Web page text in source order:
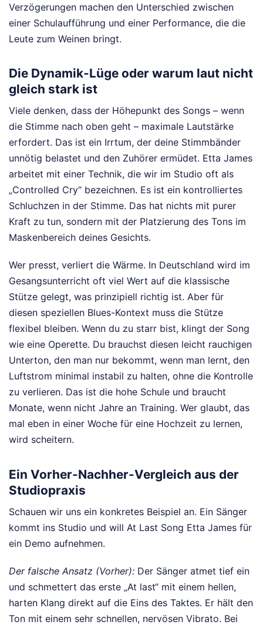
Verzögerungen machen den Unterschied zwischen
einer Schulaufführung und einer Performance, die die
Leute zum Weinen bringt.
Die Dynamik-Lüge oder warum laut nicht
gleich stark ist
Viele denken, dass der Höhepunkt des Songs – wenn
die Stimme nach oben geht – maximale Lautstärke
erfordert. Das ist ein Irrtum, der deine Stimmbänder
unnötig belastet und den Zuhörer ermüdet. Etta James
arbeitet mit einer Technik, die wir im Studio oft als
„Controlled Cry“ bezeichnen. Es ist ein kontrolliertes
Schluchzen in der Stimme. Das hat nichts mit purer
Kraft zu tun, sondern mit der Platzierung des Tons im
Maskenbereich deines Gesichts.
Wer presst, verliert die Wärme. In Deutschland wird im
Gesangsunterricht oft viel Wert auf die klassische
Stütze gelegt, was prinzipiell richtig ist. Aber für
diesen speziellen Blues-Kontext muss die Stütze
flexibel bleiben. Wenn du zu starr bist, klingt der Song
wie eine Operette. Du brauchst diesen leicht rauchigen
Unterton, den man nur bekommt, wenn man lernt, den
Luftstrom minimal instabil zu halten, ohne die Kontrolle
zu verlieren. Das ist die hohe Schule und braucht
Monate, wenn nicht Jahre an Training. Wer glaubt, das
mal eben in einer Woche für eine Hochzeit zu lernen,
wird scheitern.
Ein Vorher-Nachher-Vergleich aus der
Studiopraxis
Schauen wir uns ein konkretes Beispiel an. Ein Sänger
kommt ins Studio und will At Last Song Etta James für
ein Demo aufnehmen.
Der falsche Ansatz (Vorher): Der Sänger atmet tief ein
und schmettert das erste „At last“ mit einem hellen,
harten Klang direkt auf die Eins des Taktes. Er hält den
Ton mit einem sehr schnellen, nervösen Vibrato. Bei